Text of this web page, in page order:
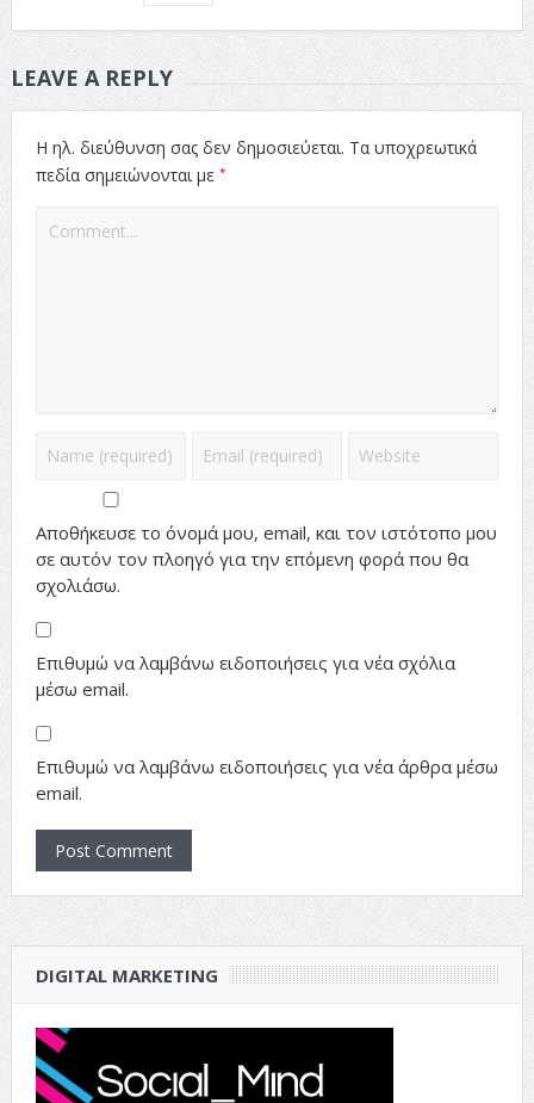
LEAVE A REPLY
Η ηλ. διεύθυνση σας δεν δημοσιεύεται. Τα υποχρεωτικά
πεδία σημειώνονται με *
Αποθήκευσε το όνομά μου, email, και τον ιστότοπο μου
σε αυτόν τον πλοηγό για την επόμενη φορά που θα
σχολιάσω.
Επιθυμώ να λαμβάνω ειδοποιήσεις για νέα σχόλια
μέσω email.
Επιθυμώ να λαμβάνω ειδοποιήσεις για νέα άρθρα μέσω
email.
DIGITAL MARKETING